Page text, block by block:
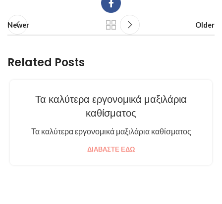
Newer Older
Related Posts
Τα καλύτερα εργονομικά μαξιλάρια
καθίσματος
Τα καλύτερα εργονομικά μαξιλάρια καθίσματος
ΔΙΑΒΆΣΤΕ ΕΔΏ